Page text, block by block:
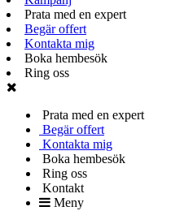
Prata med en expert
Begär offert
Kontakta mig
Boka hembesök
Ring oss
Prata med en expert
Begär offert
Kontakta mig
Boka hembesök
Ring oss
Kontakt
Meny